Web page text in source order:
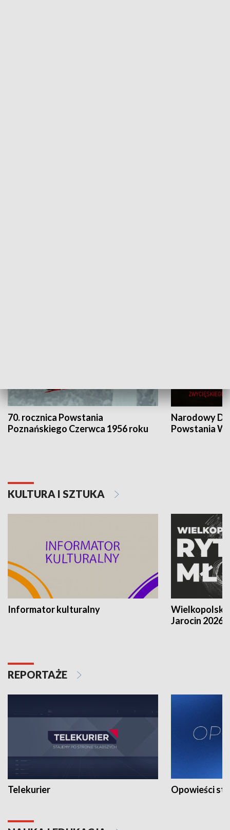
70. rocznica Powstania
Poznańskiego Czerwca 1956 roku
Narodowy
Powstania
KULTURA I SZTUKA
Informator kulturalny
Jarocin 2026
REPORTAŻE
Telekurier Opowieści